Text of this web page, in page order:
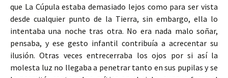
que La Cúpula estaba demasiado lejos como para ser vista
desde cualquier punto de la Tierra, sin embargo, ella lo
intentaba una noche tras otra. No era nada malo soñar,
pensaba, y ese gesto infantil contribuía a acrecentar su
ilusión. Otras veces entrecerraba los ojos por si así la
molesta luz no llegaba a penetrar tanto en sus pupilas y se